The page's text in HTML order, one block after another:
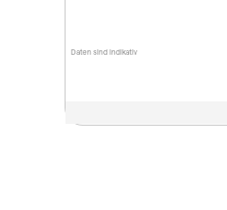
Daten sind indikativ